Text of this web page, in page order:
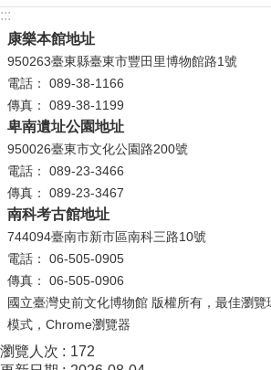
資
安
全
宣
為
民
服
務
白
皮
書
政
:::
康樂本館地址
950263臺東縣臺東市豐田里博物館路1號
電話： 089-38-1166
傳真： 089-38-1199
卑南遺址公園地址
950026臺東市文化公園路200號
電話： 089-23-3466
傳真： 089-23-3467
南科考古館地址
744094臺南市新市區南科三路10號
電話： 06-505-0905
傳真： 06-505-0906
國立臺灣史前文化博物館 版權所有，最佳瀏
模式，Chrome瀏覽器
瀏覽人次
172